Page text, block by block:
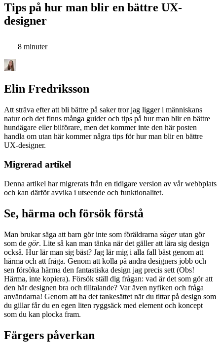
Tips på hur man blir en bättre UX-
designer
8 minuter
Elin Fredriksson
Att sträva efter att bli bättre på saker tror jag ligger i människans
natur och det finns många guider och tips på hur man blir en bättre
hundägare eller bilförare, men det kommer inte den här posten
handla om utan här kommer några tips för hur man blir en bättre
UX-designer.
Migrerad artikel
Denna artikel har migrerats från en tidigare version av vår webbplats
och kan därför avvika i utseende och funktionalitet.
Se, härma och försök förstå
Man brukar säga att barn gör inte som föräldrarna sägerutan gör
som de gör. Lite så kan man tänka när det gäller att lära sig design
också. Hur lär man sig bäst? Jag lär mig i alla fall bäst genom att
härma och att fråga. Genom att kolla på andra designers jobb och
sen försöka härma den fantastiska design jag precis sett (Obs!
Härma, inte kopiera). Försök ställ dig frågan: vad är det som gör att
den här designen bra och tilltalande? Var även nyfiken och fråga
användarna! Genom att ha det tankesättet när du tittar på design som
du gillar får du en egen liten ryggsäck med element och koncept
som du kan plocka fram.
Färgers påverkan